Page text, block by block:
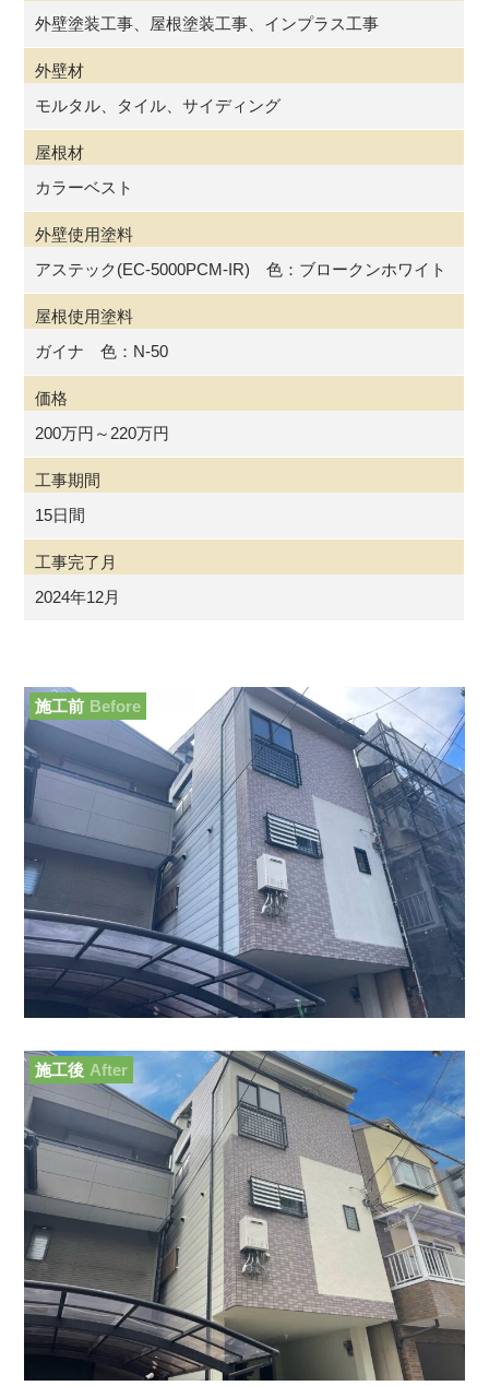
外壁塗装工事、屋根塗装工事、インプラス工事
外壁材
モルタル、タイル、サイディング
屋根材
カラーベスト
外壁使用塗料
アステック(EC-5000PCM-IR) 色：ブロークンホワイト
屋根使用塗料
ガイナ 色：N-50
価格
200万円～220万円
工事期間
15日間
工事完了月
2024年12月
施工前 Before
施工後 After